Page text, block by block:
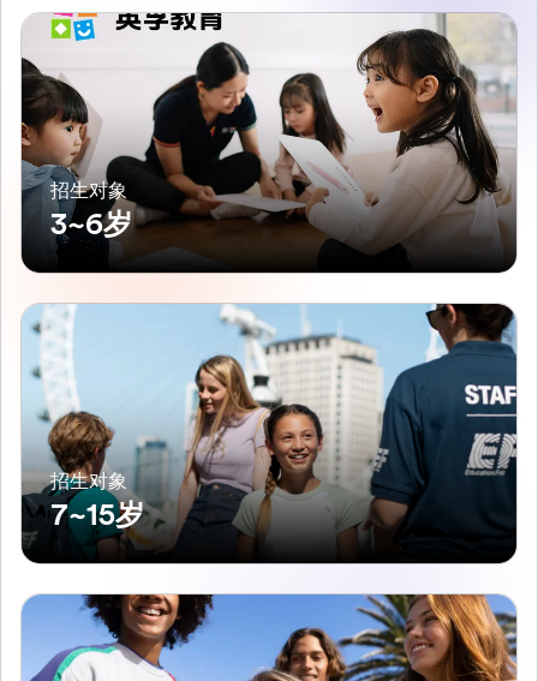
招生对象
3~6岁
招生对象
7~15岁